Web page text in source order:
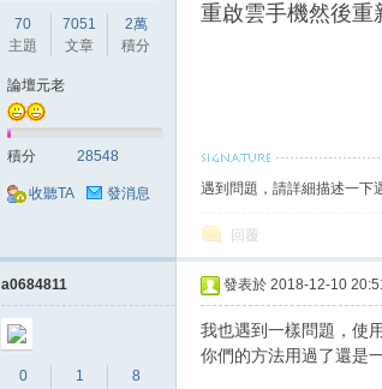
70
主題
7051
文章
2萬
積分
論壇元老
積分 28548
收聽TA 發消息
重啟雲手機然後重
遇到問題，請詳細描述一下
回覆
a0684811
0
1
8
發表於 2018-12-10
我也遇到一樣問題，使
你們的方法用過了還是